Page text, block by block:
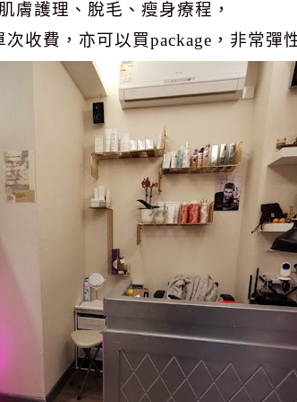
膚護理、脫毛、瘦身療程，
收費，亦可以買package ，非常彈